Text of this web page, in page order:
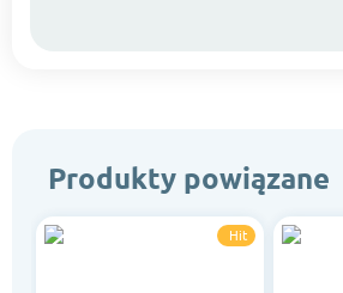
Produkty powiązane
Hit